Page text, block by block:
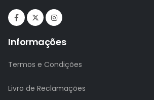
Informações
Termos e Condições
Livro de Reclamações